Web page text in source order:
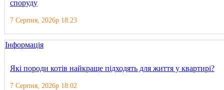
споруду
7 Серпня, 2026р 18:23
Інформація
Які породи котів найкраще підходять для життя у квартирі?
7 Серпня, 2026р 18:02